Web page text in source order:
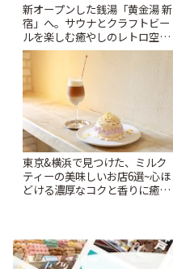
新オープンした銭湯「黄金湯 新
宿」へ。サウナとクラフトビー
ルを楽しむ癒やしのレトロ空間
| ことりっぷ
東京&横浜で見つけた、ミルク
ティーの美味しいお店6選~心ほ
どける濃厚なコクと香りに癒や